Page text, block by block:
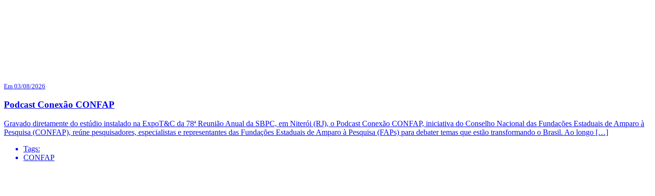
Em 03/08/2026
Podcast Conexão CONFAP
Gravado diretamente do estúdio instalado na ExpoT&C da 78ª Reunião Anual da SBPC, em Niterói (RJ), o Podcast Conexão CONFAP, iniciativa do Conselho Nacional das Fundações Estaduais de Amparo à
Pesquisa (CONFAP), reúne pesquisadores, especialistas e representantes das Fundações Estaduais de Amparo à Pesquisa (FAPs) para debater temas que estão transformando o Brasil. Ao longo […]
Tags:
CONFAP